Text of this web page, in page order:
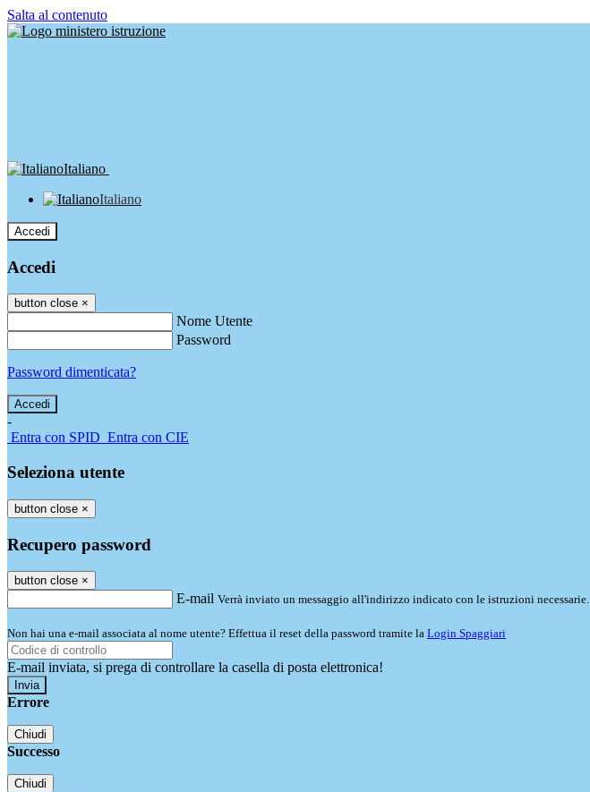
Salta al contenuto
Italiano
Italiano
Accedi
Accedi
button close ×
Nome Utente
Password
Password dimenticata?
-
Entra con SPID Entra con CIE
Seleziona utente
button close ×
Recupero password
button close ×
E-mail Verrà inviato un messaggio all'indirizzo indicato con le istruzioni necessarie.
Non hai una e-mail associata al nome utente? Effettua il reset della password tramite la Login Spaggiari
E-mail inviata, si prega di controllare la casella di posta elettronica!
Errore
Chiudi
Successo
Chiudi